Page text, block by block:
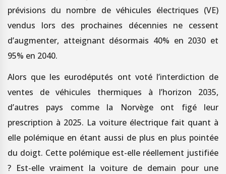
prévisions du nombre de véhicules électriques (VE)
vendus lors des prochaines décennies ne cessent
d’augmenter, atteignant désormais 40% en 2030 et
95% en 2040.
Alors que les eurodéputés ont voté l’interdiction de
ventes de véhicules thermiques à l’horizon 2035,
d’autres pays comme la Norvège ont figé leur
prescription à 2025. La voiture électrique fait quant à
elle polémique en étant aussi de plus en plus pointée
du doigt. Cette polémique est-elle réellement justifiée
? Est-elle vraiment la voiture de demain pour une